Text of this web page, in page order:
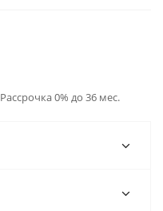
Рассрочка 0% до 36 мес.